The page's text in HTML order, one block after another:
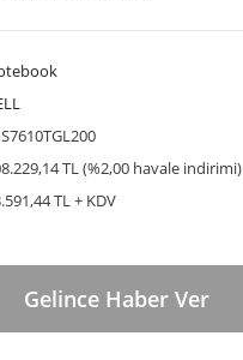
TL (%2,00 havale indirimi)
TL + KDV
Gelince Haber Ver